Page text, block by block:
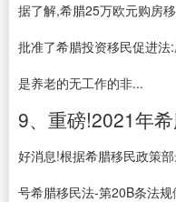
据了解,希腊25万欧元购房
批准了希腊投资移民促进
是养老的无工作的非...
9、重磅!2021年
好消息!根据希腊移民政策
号希腊移民法-第20B条法